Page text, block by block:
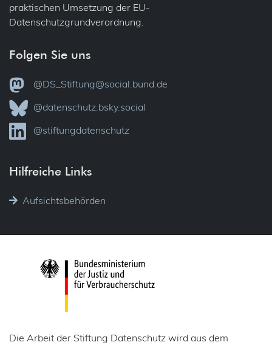
praktischen Umsetzung der EU-
Datenschutzgrundverordnung.
Folgen Sie uns
@DS_Stiftung@social.bund.de
@datenschutz.bsky.social
@stiftungdatenschutz
Hilfreiche Links
Aufsichtsbehörden
Die Arbeit der Stiftung Datenschutz wird aus dem